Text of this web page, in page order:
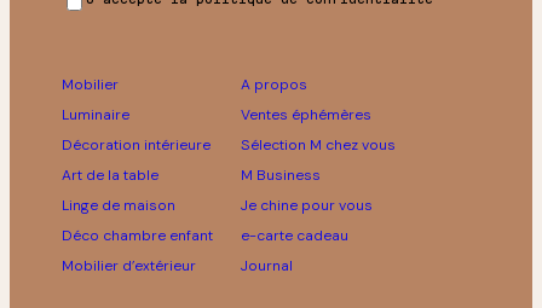
Mobilier
Luminaire
Décoration intérieure
Art de la table
Linge de maison
Déco chambre enfant
Mobilier d’extérieur
A propos
Ventes éphémères
Sélection M chez vous
M Business
Je chine pour vous
e-carte cadeau
Journal